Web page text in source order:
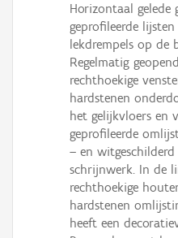
Horizontaal gelede
geprofileerde
lekdrempels op de
Regelmatig
rechthoekige
hardstenen
het gelijkvloers en
geprofileerde
– en
schrijnwerk. In de
rechthoekige
hardstenen
heeft een